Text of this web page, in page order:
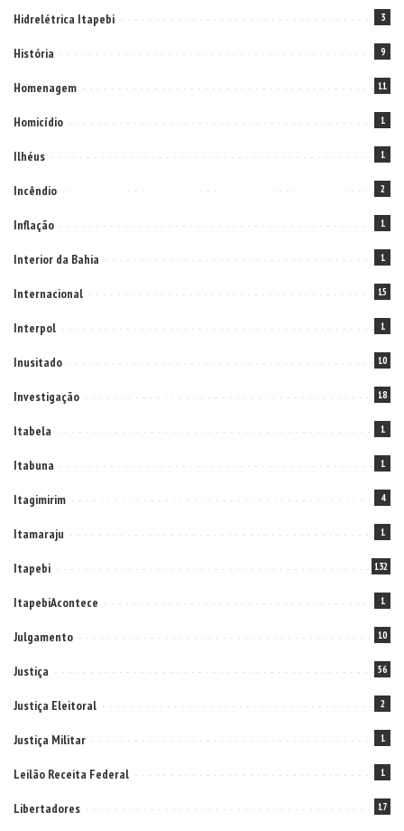
Hidrelétrica Itapebi 3
História 9
Homenagem 11
Homicídio 1
Ilhéus 1
Incêndio 2
Inflação 1
Interior da Bahia 1
Internacional 15
Interpol 1
Inusitado 10
Investigação 18
Itabela 1
Itabuna 1
Itagimirim 4
Itamaraju 1
Itapebi 132
ItapebiAcontece 1
Julgamento 10
Justiça 56
Justiça Eleitoral 2
Justiça Militar 1
Leilão Receita Federal 1
Libertadores 17